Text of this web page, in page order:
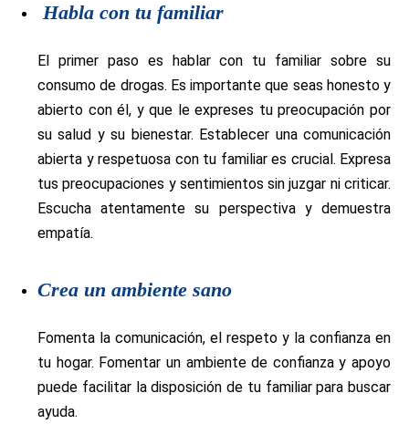
Habla con tu familiar
El primer paso es hablar con tu familiar sobre su
consumo de drogas. Es importante que seas honesto y
abierto con él, y que le expreses tu preocupación por
su salud y su bienestar. Establecer una comunicación
abierta y respetuosa con tu familiar es crucial. Expresa
tus preocupaciones y sentimientos sin juzgar ni criticar.
Escucha atentamente su perspectiva y demuestra
empatía.
Crea un ambiente sano
Fomenta la comunicación, el respeto y la confianza en
tu hogar. Fomentar un ambiente de confianza y apoyo
puede facilitar la disposición de tu familiar para buscar
ayuda.